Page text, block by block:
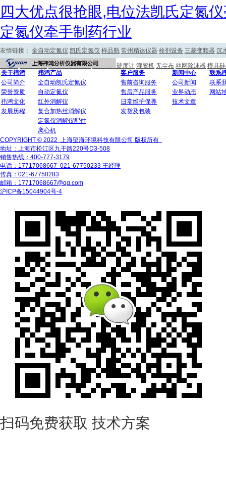
四大优点很抢眼,电位法凯氏定氮
定氮仪牵手制药行业
友情链接： 全自动定氮仪 凯氏定氮仪 样品瓶 常州精达仪器 栓剂设备 三菱变频器 沉
验装置 PTFE衬里 手动单道移液器 显微维氏硬度计 灌胶机 无尘布 丝网除沫器 模具
关于祎鸿
祎鸿产品 客户服务 新闻中心
联系
公司简介
全自动凯氏定氮仪 售前咨询服务 公司新闻
联系
荣誉资质
自动定氮仪 售后产品服务 业界动态
网站
祎鸿文化
红外消解仪 日常维护保养
技术文章
发展历程
复合加热丝消解仪
发货及包装
定氮仪消解仪配件
离心机
COPYRIGHT © 2022 上海望海环境科技有限公司 版权所有
地址：上海市松江区九干路220号D3-508
销售热线：400-777-3179
电话：17717068667 021-67750233 王经理
传真：021-67750283
邮箱：17717068667@qq.com
沪ICP备15044904号-4
扫码免费获取 技术方案